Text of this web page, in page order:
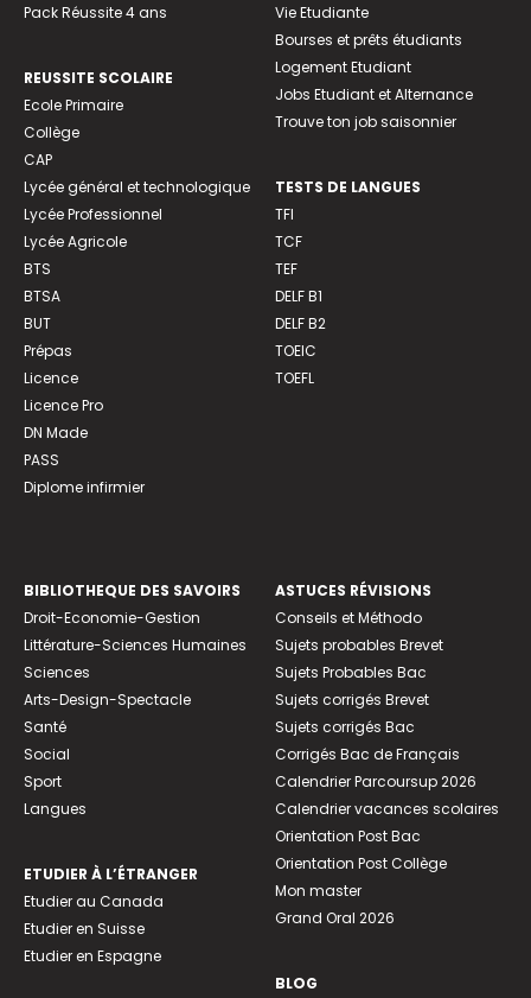
Pack Réussite 4 ans
REUSSITE SCOLAIRE
Ecole Primaire
Collège
CAP
Lycée général et technologique
Lycée Professionnel
Lycée Agricole
BTS
BTSA
BUT
Prépas
Licence
Licence Pro
DN Made
PASS
Diplome infirmier
Vie Etudiante
Bourses et prêts étudiants
Logement Etudiant
Jobs Etudiant et Alternance
Trouve ton job saisonnier
TESTS DE LANGUES
TFI
TCF
TEF
DELF B1
DELF B2
TOEIC
TOEFL
BIBLIOTHEQUE DES SAVOIRS
Droit-Economie-Gestion
Littérature-Sciences Humaines
Sciences
Arts-Design-Spectacle
Santé
Social
Sport
Langues
ETUDIER À L’ÉTRANGER
Etudier au Canada
Etudier en Suisse
Etudier en Espagne
ASTUCES RÉVISIONS
Conseils et Méthodo
Sujets probables Brevet
Sujets Probables Bac
Sujets corrigés Brevet
Sujets corrigés Bac
Corrigés Bac de Français
Calendrier Parcoursup 2026
Calendrier vacances scolaires
Orientation Post Bac
Orientation Post Collège
Mon master
Grand Oral 2026
BLOG